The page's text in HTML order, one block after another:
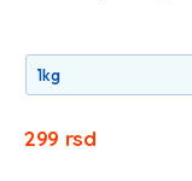
299 rsd